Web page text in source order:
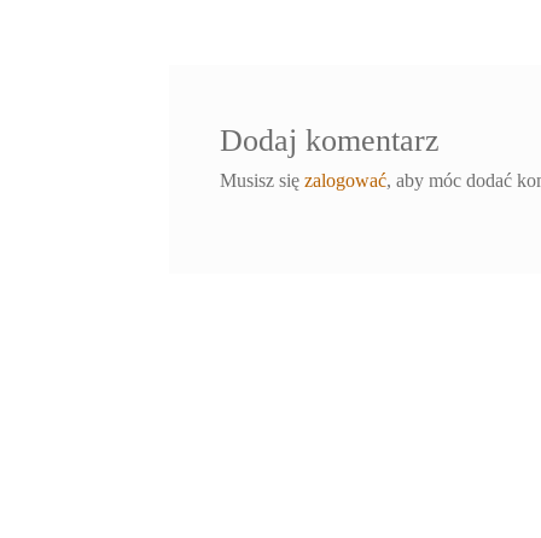
Dodaj komentarz
Musisz się zalogować, aby móc dodać